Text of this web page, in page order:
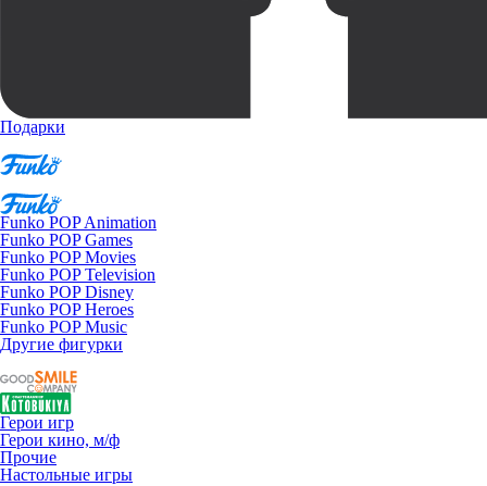
Подарки
Funko POP Animation
Funko POP Games
Funko POP Movies
Funko POP Television
Funko POP Disney
Funko POP Heroes
Funko POP Music
Другие фигурки
Герои игр
Герои кино, м/ф
Прочие
Настольные игры